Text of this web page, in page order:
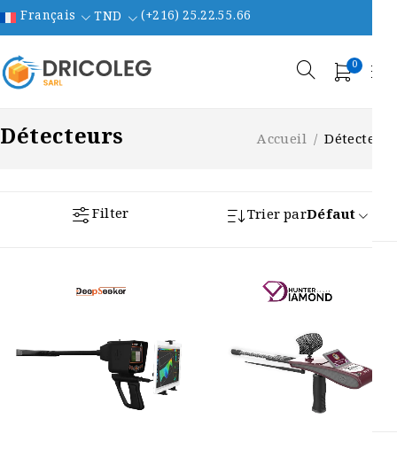
Français TND (+216) 25.22.55.66
0
Détecteurs Accueil / Détecteurs
Filter Trier parDéfaut